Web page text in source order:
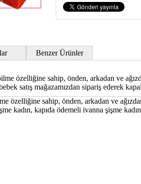
Benzer Ürünler
özelliğine sahip, önden, arkadan ve
satış mağazamızdan sipariş ederek
özelliğine sahip, önden, arkadan ve
kadın, kapıda ödemeli ivanna şişme kadın